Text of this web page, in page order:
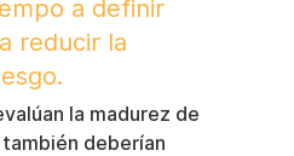
a definir
reducir la
la madurez de
deberían